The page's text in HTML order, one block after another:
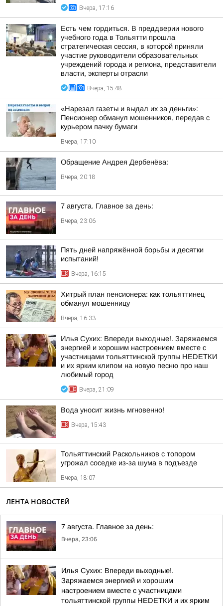
Вчера, 17:16
Есть чем гордиться. В преддверии нового
учебного года в Тольятти прошла
стратегическая сессия, в которой приняли
участие руководители образовательных
учреждений города и региона, представители
власти, эксперты отрасли
Вчера, 15:48
«Нарезал газеты и выдал их за деньги»:
Пенсионер обманул мошенников, передав с
курьером пачку бумаги
Вчера, 17:10
Обращение Андрея Дербенёва:
Вчера, 20:18
7 августа. Главное за день:
Вчера, 23:06
Пять дней напряжённой борьбы и десятки
испытаний!
Вчера, 16:15
Хитрый план пенсионера: как тольяттинец
обманул мошенницу
Вчера, 16:33
Илья Сухих: Впереди выходные!. Заряжаемся
энергией и хорошим настроением вместе с
участницами тольяттинской группы НЕDЕТКИ
и их ярким клипом на новую песню про наш
любимый город
Вчера, 21:09
Вода уносит жизнь мгновенно!
Вчера, 15:43
Тольяттинский Раскольников с топором
угрожал соседке из-за шума в подъезде
Вчера, 18:07
ЛЕНТА НОВОСТЕЙ
7 августа. Главное за день:
Вчера, 23:06
Илья Сухих: Впереди выходные!.
Заряжаемся энергией и хорошим
настроением вместе с участницами
тольяттинской группы НЕDЕТКИ и их ярким